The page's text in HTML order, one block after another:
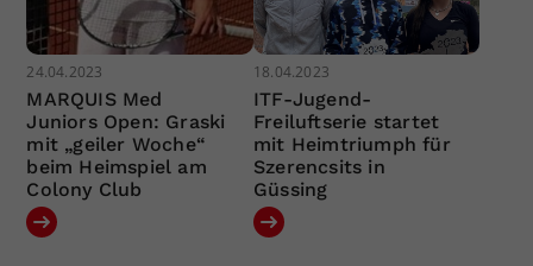
24.04.2023
MARQUIS Med
Juniors Open: Graski
mit „geiler Woche“
beim Heimspiel am
Colony Club
18.04.2023
ITF-Jugend-
Freiluftserie startet
mit Heimtriumph für
Szerencsits in
Güssing